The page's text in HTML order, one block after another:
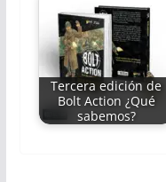
Tercera edición de
Bolt Action ¿Qué
sabemos?